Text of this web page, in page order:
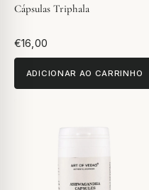
Cápsulas Triphala
€16,00
ADICIONAR AO CARRINHO